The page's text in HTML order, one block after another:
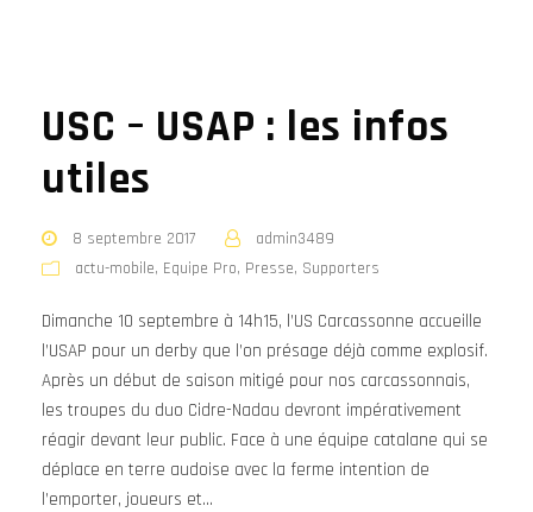
USC – USAP : les infos
utiles
8 septembre 2017
admin3489
actu-mobile, Equipe Pro, Presse, Supporters
Dimanche 10 septembre à 14h15, l’US Carcassonne accueille
l’USAP pour un derby que l’on présage déjà comme explosif.
Après un début de saison mitigé pour nos carcassonnais,
les troupes du duo Cidre-Nadau devront impérativement
réagir devant leur public. Face à une équipe catalane qui se
déplace en terre audoise avec la ferme intention de
l’emporter, joueurs et...